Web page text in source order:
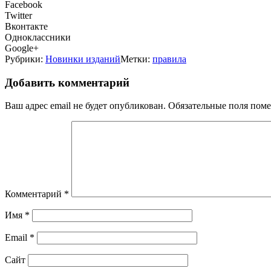
Facebook
Twitter
Вконтакте
Одноклассники
Google+
Рубрики: Новинки изданийМетки: правила
Добавить комментарий
Ваш адрес email не будет опубликован. Обязательные поля
Комментарий *
Имя *
Email *
Сайт